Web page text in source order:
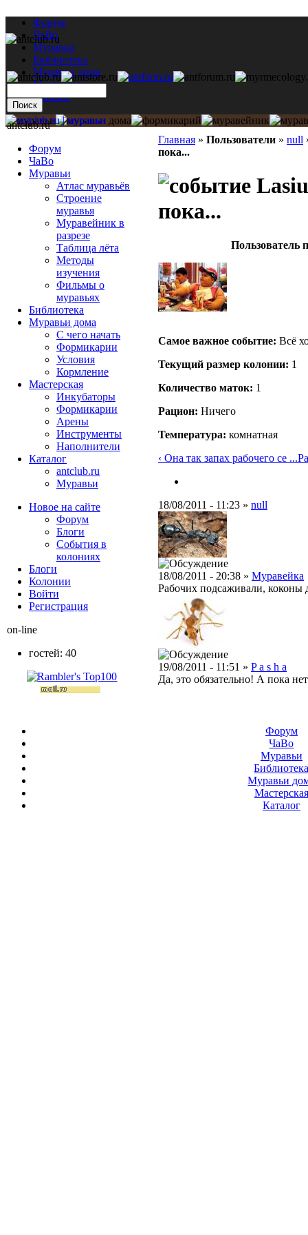
Форум
ЧаВо
Муравьи
Библиотека
Муравьи дома
Мастерская
Каталог
Главная » Пользователи » null
пока...
пока...
Пользователь
Самое важное событие: Всё
Текущий размер кoлонии: 1
Количество маток: 1
Рацион: Ничего
Температура: комнатная
‹ Она так запах рабочего се ...
18/08/2011 - 11:23 » null
18/08/2011 - 20:38 » Муравейка
Рабочих подсаживали, коконы
19/08/2011 - 11:51 » P a s h a
Да, это обязательно! А пока
antclub.ru
Форум
ЧаВо
Муравьи
Атлас муравьёв
Строение
муравья
Муравейник в
разрезе
Таблица лёта
Методы
изучения
Фильмы о
муравьях
Библиотека
Муравьи дома
С чего начать
Формикарии
Условия
Кормление
Мастерская
Инкубаторы
Формикарии
Арены
Инструменты
Наполнители
Каталог
antclub.ru
Муравьи
Новое на сайте
Форум
Блоги
События в
колониях
Блоги
Колонии
Войти
Peгиcтpaция
on-line
гостей: 40
Форум
ЧаВо
Муравьи
Муравьи
Мастерская
Каталог